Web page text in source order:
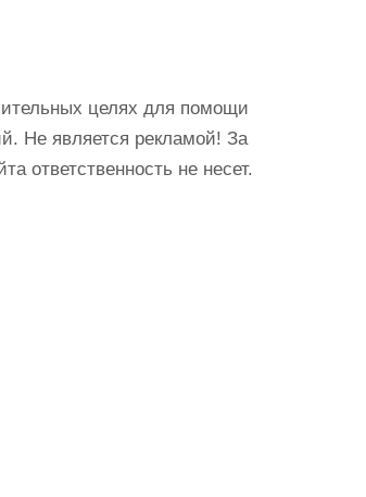
целях для помощи
Не является рекламой! За
ответственность не несет.